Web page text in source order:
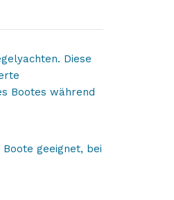
Diese
Bootes während
Boote geeignet, bei